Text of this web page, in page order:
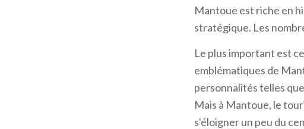
Mantoue est riche en
stratégique. Les
Le plus important est
emblématiques de
personnalités telles
Mais à Mantoue, le
s'éloigner un peu du